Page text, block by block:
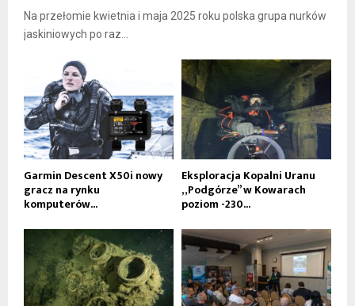
Na przełomie kwietnia i maja 2025 roku polska grupa nurków
jaskiniowych po raz...
Garmin Descent X50i nowy
gracz na rynku
komputerów...
Eksploracja Kopalni Uranu
„Podgórze” w Kowarach
poziom -230...